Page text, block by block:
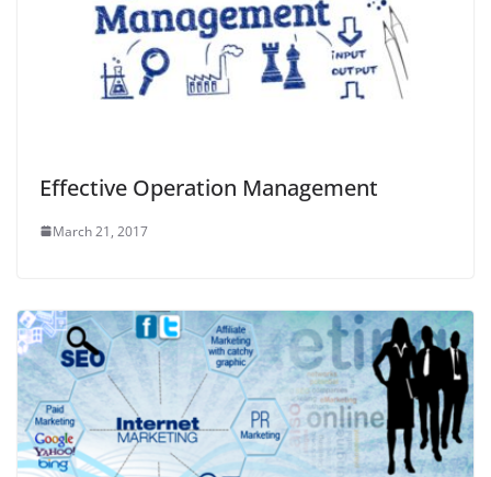
Effective Operation Management
March 21, 2017